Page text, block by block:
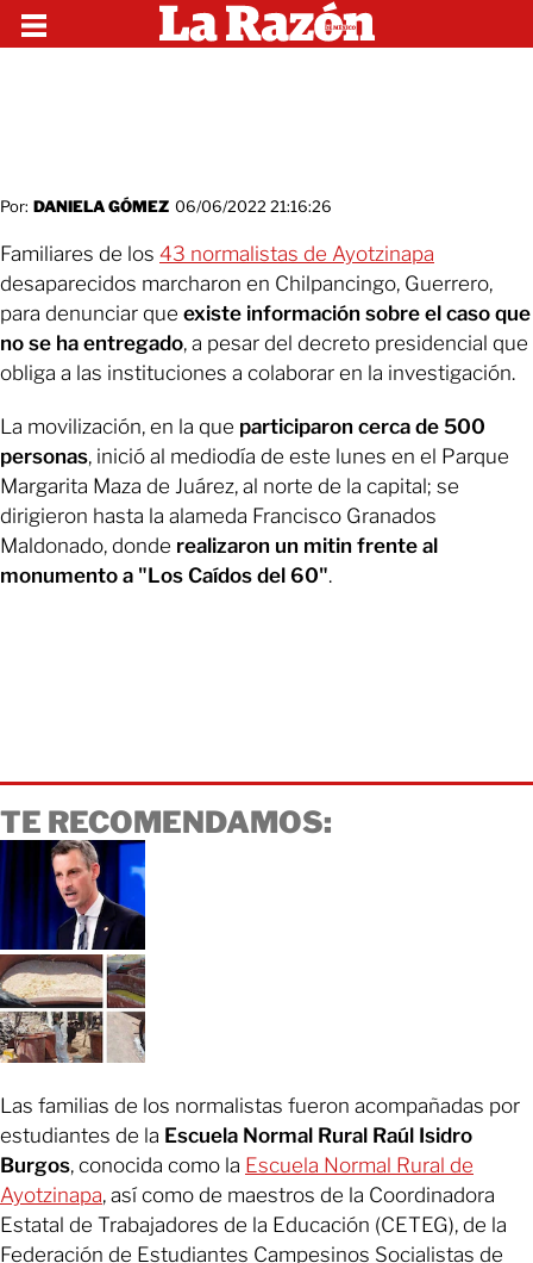
Por: DANIELA GÓMEZ 06/06/2022 21:16:26
Familiares de los 43 normalistas de Ayotzinapa
desaparecidos marcharon en Chilpancingo, Guerrero,
para denunciar que existe información sobre el caso que
no se ha entregado, a pesar del decreto presidencial que
obliga a las instituciones a colaborar en la investigación.
La movilización, en la que participaron cerca de 500
personas, inició al mediodía de este lunes en el Parque
Margarita Maza de Juárez, al norte de la capital; se
dirigieron hasta la alameda Francisco Granados
Maldonado, donde realizaron un mitin frente al
monumento a "Los Caídos del 60".
TE RECOMENDAMOS:
Las familias de los normalistas fueron acompañadas por
estudiantes de la Escuela Normal Rural Raúl Isidro
Burgos, conocida como la Escuela Normal Rural de
Ayotzinapa, así como de maestros de la Coordinadora
Estatal de Trabajadores de la Educación (CETEG), de la
Federación de Estudiantes Campesinos Socialistas de